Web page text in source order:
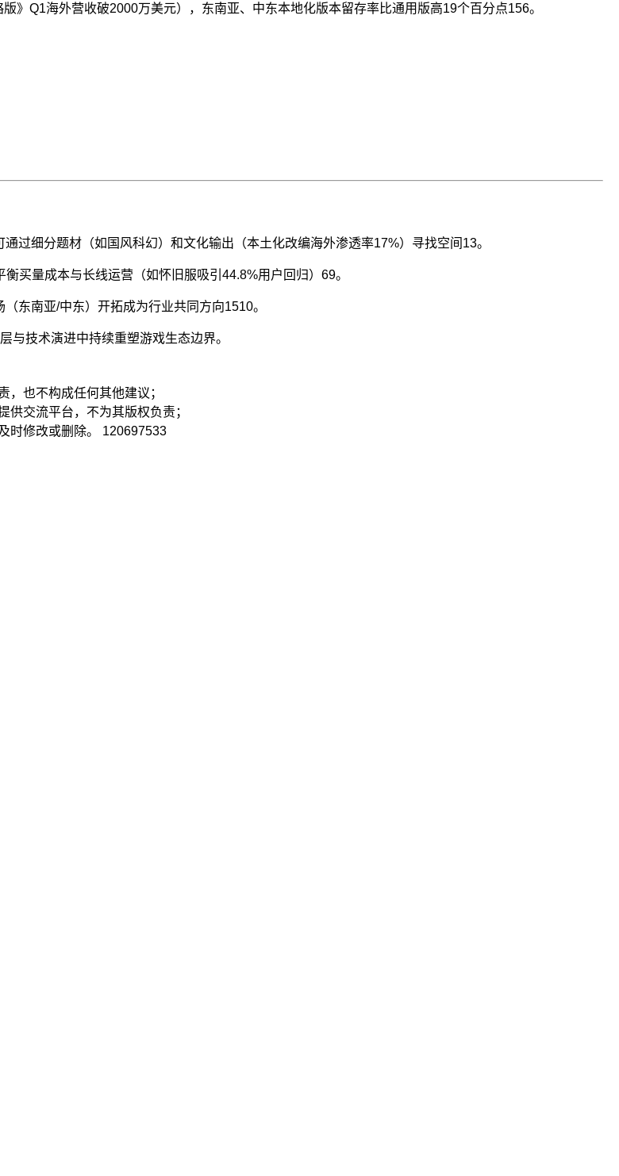
》Q1海外营收破2000万美元），东南亚、中东本地化版本留存率比通用版高19个百分点156。
过细分题材（如国风科幻）和文化输出（本土化改编海外渗透率17%）寻找空间 13。
买量成本与长线运营（如怀旧服吸引44.8%用户回归） 69。
东南亚/中东）开拓成为行业共同方向1510。
与技术演进中持续重塑游戏生态边界。
也不构成任何其他建议；
交流平台，不为其版权负责；
时修改或删除。
120697533